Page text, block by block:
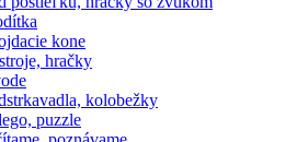
kone
hračky
kolobežky
puzzle